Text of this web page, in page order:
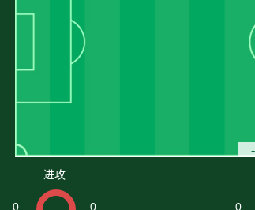
进攻
0 0 0